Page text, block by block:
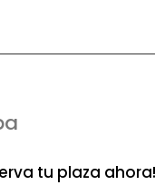
tu plaza